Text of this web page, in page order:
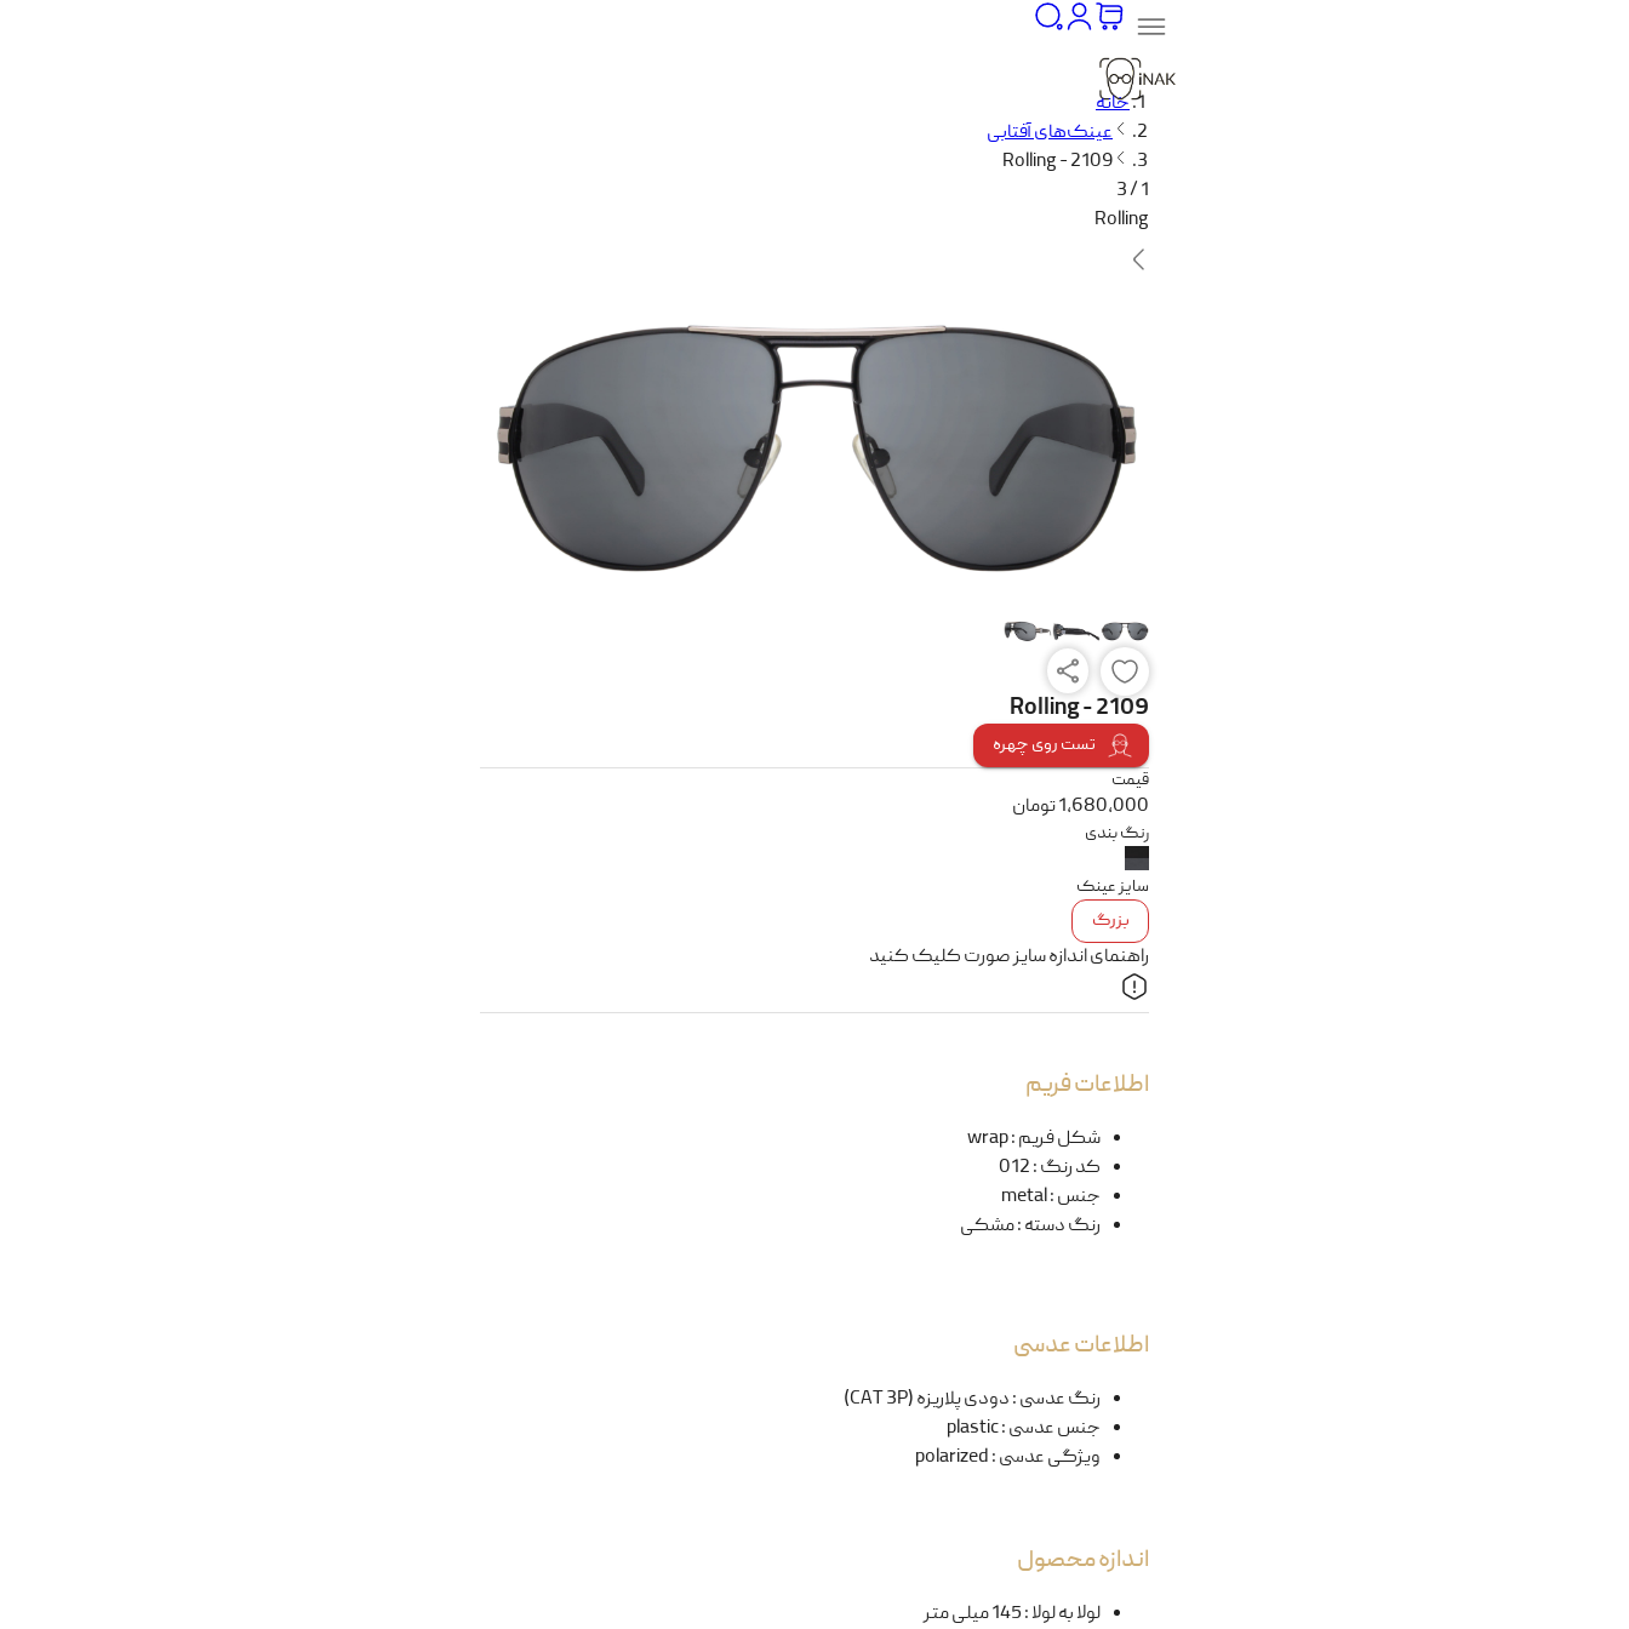
خانه
عینک‌های آفتابی
Rolling - 2109
1 / 3
Rolling
Rolling - 2109
تست روی چهره
قیمت
1,680,000تومان
رنگ بندی
سایز عینک
بزرگ
راهنمای اندازه سایز صورت کلیک کنید
اطلاعات فریم
شکل فریم:
wrap
کد رنگ:
012
جنس:
metal
رنگ دسته:مشکی
اطلاعات عدسی
رنگ عدسی:دودی پلاریزه (CAT 3P)
جنس عدسی:
plastic
ویژگی عدسی:
polarized
اندازه محصول
لولا به لولا:145 میلی متر